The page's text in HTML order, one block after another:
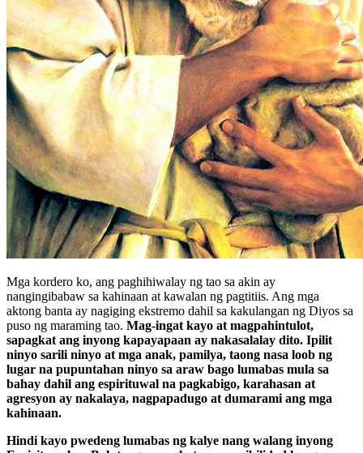
Mga kordero ko, ang paghihiwalay ng tao sa akin ay
nangingibabaw sa kahinaan at kawalan ng pagtitiis. Ang mga
aktong banta ay nagiging ekstremo dahil sa kakulangan ng Diyos sa
puso ng maraming tao. Mag-ingat kayo at magpahintulot,
sapagkat ang inyong kapayapaan ay nakasalalay dito. Ipilit
ninyo sarili ninyo at mga anak, pamilya, taong nasa loob ng
lugar na pupuntahan ninyo sa araw bago lumabas mula sa
bahay dahil ang espirituwal na pagkabigo, karahasan at
agresyon ay nakalaya, nagpapadugo at dumarami ang mga
kahinaan.
Hindi kayo pwedeng lumabas ng kalye nang walang inyong